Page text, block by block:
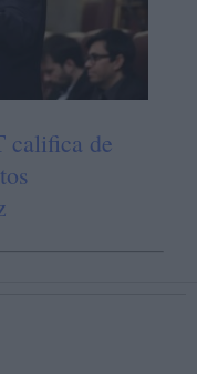
califica de